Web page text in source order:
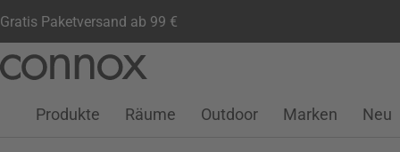
Gratis Paketversand ab 99 €
Seiteninhalt
Suchfeld
Kundenkonto
Wunschliste
Warenkorb
Produkte Räume Outdoor Marken Neu